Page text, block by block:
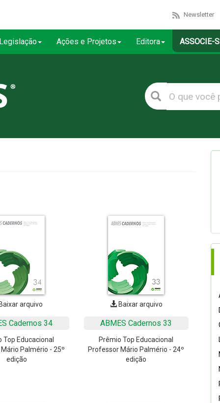
Newsletter
Ações e Projetos Editora ASSOCIE-
arquivo
Cadernos 34
Top Educacional
Palmério - 25º
edição
Baixar arquivo
ABMES Cadernos 33
Prêmio Top Educacional
Professor Mário Palmério - 24º
edição